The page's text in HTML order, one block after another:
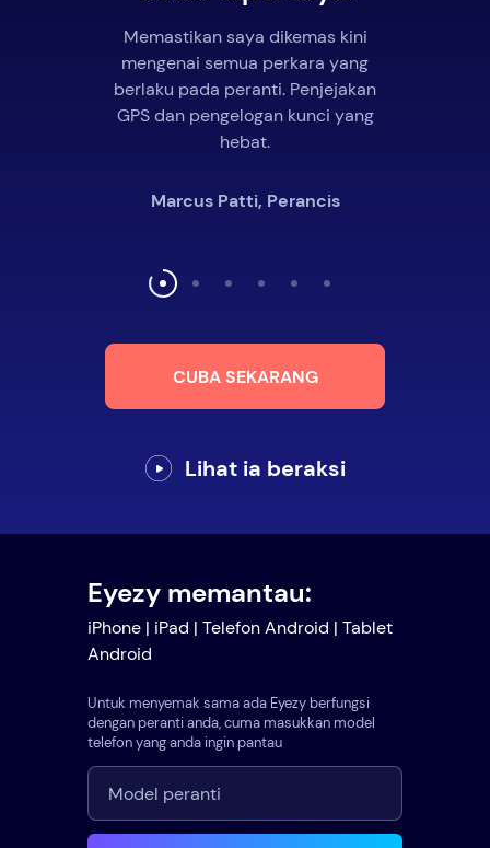
Memastikan saya dikemas kini
mengenai semua perkara yang
berlaku pada peranti. Penjejakan
GPS dan pengelogan kunci yang
hebat.
Marcus Patti, Perancis
CUBA SEKARANG
Lihat ia beraksi
Eyezy memantau:
iPhone | iPad | Telefon Android | Tablet
Android
Untuk menyemak sama ada Eyezy berfungsi
dengan peranti anda, cuma masukkan model
telefon yang anda ingin pantau